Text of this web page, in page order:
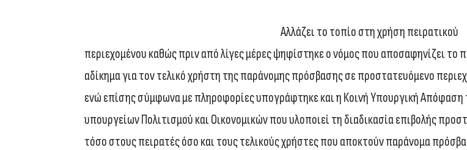
Αλλάζει το τοπίο στη χρήση πειρατικού
περιεχομένου καθώς πριν από λίγες μέρες ψηφίστηκε ο νόμος που αποσαφηνίζει το
αδίκημα για τον τελικό χρήστη της παράνομης πρόσβασης σε προστατευόμενο
ενώ επίσης σύμφωνα με πληροφορίες υπογράφτηκε και η Κοινή Υπουργική Απόφαση
υπουργείων Πολιτισμού και Οικονομικών που υλοποιεί τη διαδικασία επιβολής
τόσο στους πειρατές όσο και τους τελικούς χρήστες που αποκτούν παράνομα